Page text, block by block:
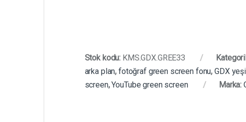
Stok kodu: KMS.GDX.GREE33
arka plan, fotoğraf green screen fonu,GDX
screen,YouTube green screen Marka: